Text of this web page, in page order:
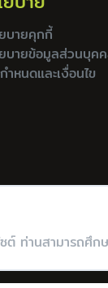
ต์ ท่านสามารถศึก
บายคุกกี้
บายข้อมูลส่วนบุค
ำหนดและเงื่อนไข